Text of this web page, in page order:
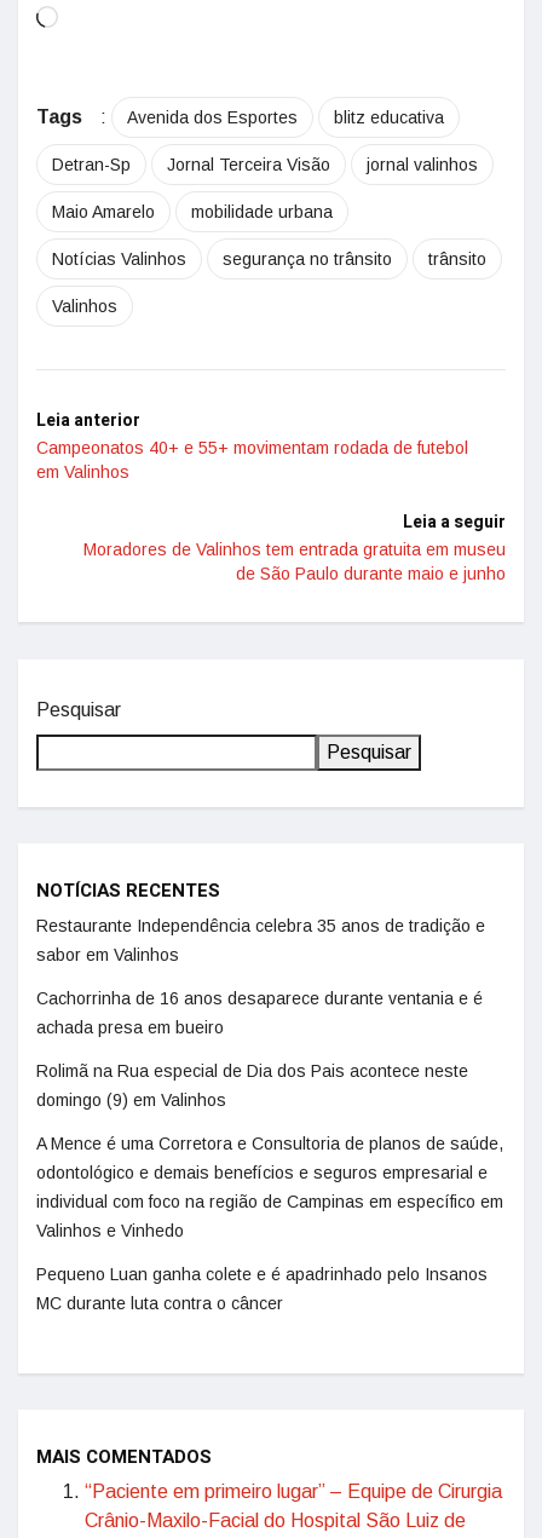
Tags : Avenida dos Esportes blitz educativa
Detran-Sp Jornal Terceira Visão jornal valinhos
Maio Amarelo mobilidade urbana
Notícias Valinhos segurança no trânsito trânsito
Valinhos
Leia anterior
Campeonatos 40+ e 55+ movimentam rodada de futebol
em Valinhos
Leia a seguir
Moradores de Valinhos tem entrada gratuita em museu
de São Paulo durante maio e junho
Pesquisar
Pesquisar
NOTÍCIAS RECENTES
Restaurante Independência celebra 35 anos de tradição e
sabor em Valinhos
Cachorrinha de 16 anos desaparece durante ventania e é
achada presa em bueiro
Rolimã na Rua especial de Dia dos Pais acontece neste
domingo (9) em Valinhos
A Mence é uma Corretora e Consultoria de planos de saúde,
odontológico e demais benefícios e seguros empresarial e
individual com foco na região de Campinas em específico em
Valinhos e Vinhedo
Pequeno Luan ganha colete e é apadrinhado pelo Insanos
MC durante luta contra o câncer
MAIS COMENTADOS
“Paciente em primeiro lugar” – Equipe de Cirurgia
Crânio-Maxilo-Facial do Hospital São Luiz de